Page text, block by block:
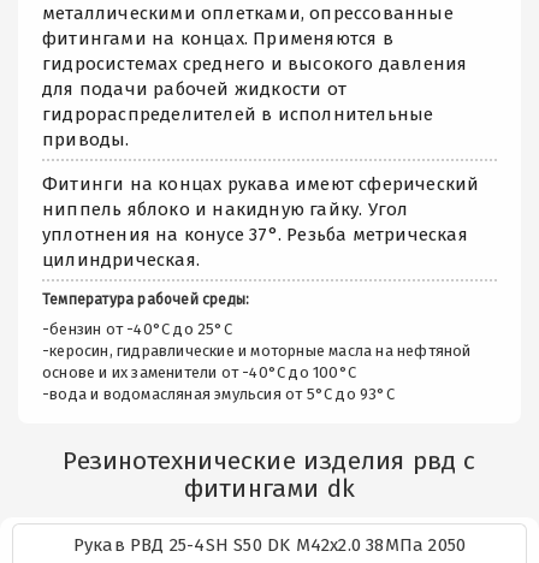
металлическими оплетками, опрессованные
фитингами на концах. Применяются в
гидросистемах среднего и высокого давления
для подачи рабочей жидкости от
гидрораспределителей в исполнительные
приводы.
Фитинги на концах рукава имеют сферический
ниппель яблоко и накидную гайку. Угол
уплотнения на конусе 37°. Резьба метрическая
цилиндрическая.
Температура рабочей среды:
-бензин от -40°C до 25°C
-керосин, гидравлические и моторные масла на нефтяной
основе и их заменители от -40°C до 100°C
-вода и водомасляная эмульсия от 5°C до 93°C
Резинотехнические изделия рвд с
фитингами dk
Рукав РВД 25-4SH S50 DK М42х2.0 38МПа 2050